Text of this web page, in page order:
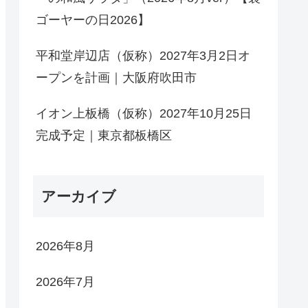
ゴーヤーの日2026】
平和堂岸辺店（仮称）2027年3月2日オ
ープンを計画｜大阪府吹田市
イオン上板橋（仮称）2027年10月25日
完成予定｜東京都板橋区
アーカイブ
2026年8月
2026年7月